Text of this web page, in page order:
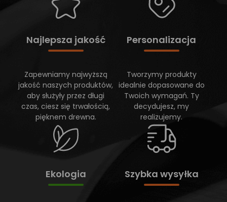
Najlepsza jakość
Zapewniamy najwyższą
jakość naszych produktów,
aby służyły przez długi
czas, ciesz się trwałością,
pięknem drewna.
Personalizacja
Tworzymy produkty
idealnie dopasowane do
Twoich wymagań. Ty
decydujesz, my
realizujemy.
Ekologia Szybka wysyłka